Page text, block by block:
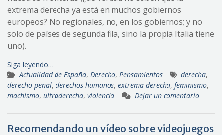
extrema derecha ya está en muchos gobiernos
europeos? No regionales, no, en los gobiernos; y no
solo de países de segunda fila, sino la propia Italia tiene
uno).
Siga leyendo…
Actualidad de España, Derecho, Pensamientos derecha,
derecho penal, derechos humanos, extrema derecha, feminismo,
machismo, ultraderecha, violencia Dejar un comentario
Recomendando un vídeo sobre videojuegos